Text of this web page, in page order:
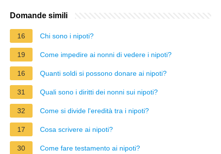
Domande simili
16 Chi sono i nipoti?
19 Come impedire ai nonni di vedere i nipoti?
16 Quanti soldi si possono donare ai nipoti?
31 Quali sono i diritti dei nonni sui nipoti?
32 Come si divide l'eredità tra i nipoti?
17 Cosa scrivere ai nipoti?
30 Come fare testamento ai nipoti?